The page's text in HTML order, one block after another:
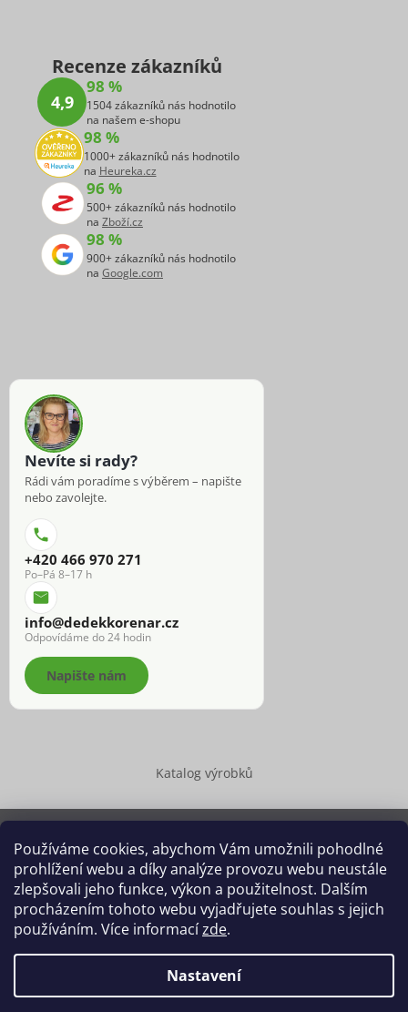
Používáme cookies, abychom Vám umožnili pohodlné
prohlížení webu a díky analýze provozu webu neustále
zlepšovali jeho funkce, výkon a použitelnost. Dalším
procházením tohoto webu vyjadřujete souhlas s jejich
používáním. Více informacízde.
Nastavení
Recenze zákazníků
4,9
98 %
1504 zákazníků nás hodnotilo
na našem e-shopu
98 %
1000+ zákazníků nás hodnotilo
na Heureka.cz
96 %
500+ zákazníků nás hodnotilo
na Zboží.cz
98 %
900+ zákazníků nás hodnotilo
na Google.com
Nevíte si rady?
Rádi vám poradíme s výběrem – napište
nebo zavolejte.
+420 466 970 271
Po–Pá 8–17 h
info@dedekkorenar.cz
Odpovídáme do 24 hodin
Napište nám
Katalog výrobků
Copyright 2026 Dědek kořenář®
. Všechna práva vyhrazena.
Upravit nastavení cookies
Grafický návrh vytvořil a na Shoptet implementoval
Shoptetak.cz.
Vytvořil Shoptet